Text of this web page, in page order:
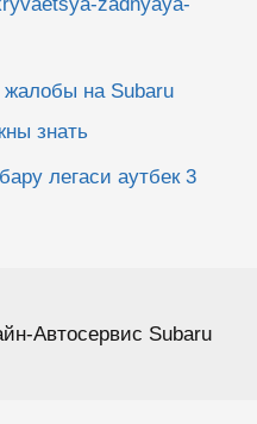
zadnyaya-
на Subaru
знать
легаси аутбек 3
Автосервис Subaru